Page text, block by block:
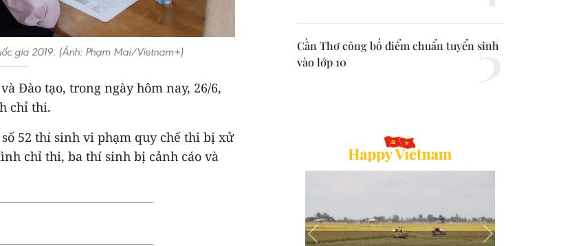
gia 2019. (Ảnh: Phạm Mai/Vietnam+)
Đào tạo, trong ngày hôm nay, 26/6,
chỉ thi.
52 thí sinh vi phạm quy chế thi bị xử
chỉ thi, ba thí sinh bị cảnh cáo và
Cần Thơ công bố điểm chuẩn tuyển sinh
vào lớp 10